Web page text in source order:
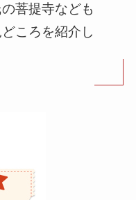
菩提寺なども
ころを紹介し